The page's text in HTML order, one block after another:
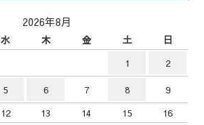
2026年8月
水 木 金 土 日
1
2
5 6 7 8
9
12 13 14 15
16